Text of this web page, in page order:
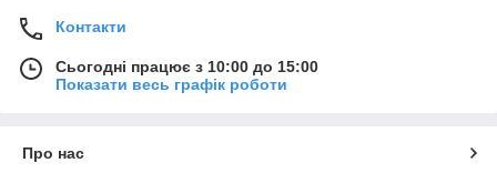
Контакти
Сьогодні працює з 10:00 до 15:00
Показати весь графік роботи
Про нас